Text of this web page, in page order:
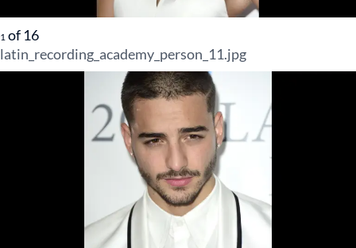
1 of 16
latin_recording_academy_person_11.jpg